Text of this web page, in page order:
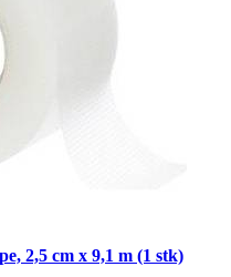
2,5 cm x 9,1 m (1 stk)